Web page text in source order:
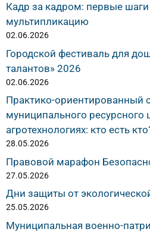
Кадр за кадром: первые
мультипликацию
02.06.2026
Городской фестиваль для
талантов» 2026
02.06.2026
Практико-ориентированный
муниципального ресурсного
агротехнологиях: кто есть
28.05.2026
Правовой марафон
27.05.2026
Дни защиты от
25.05.2026
Муниципальная военно-